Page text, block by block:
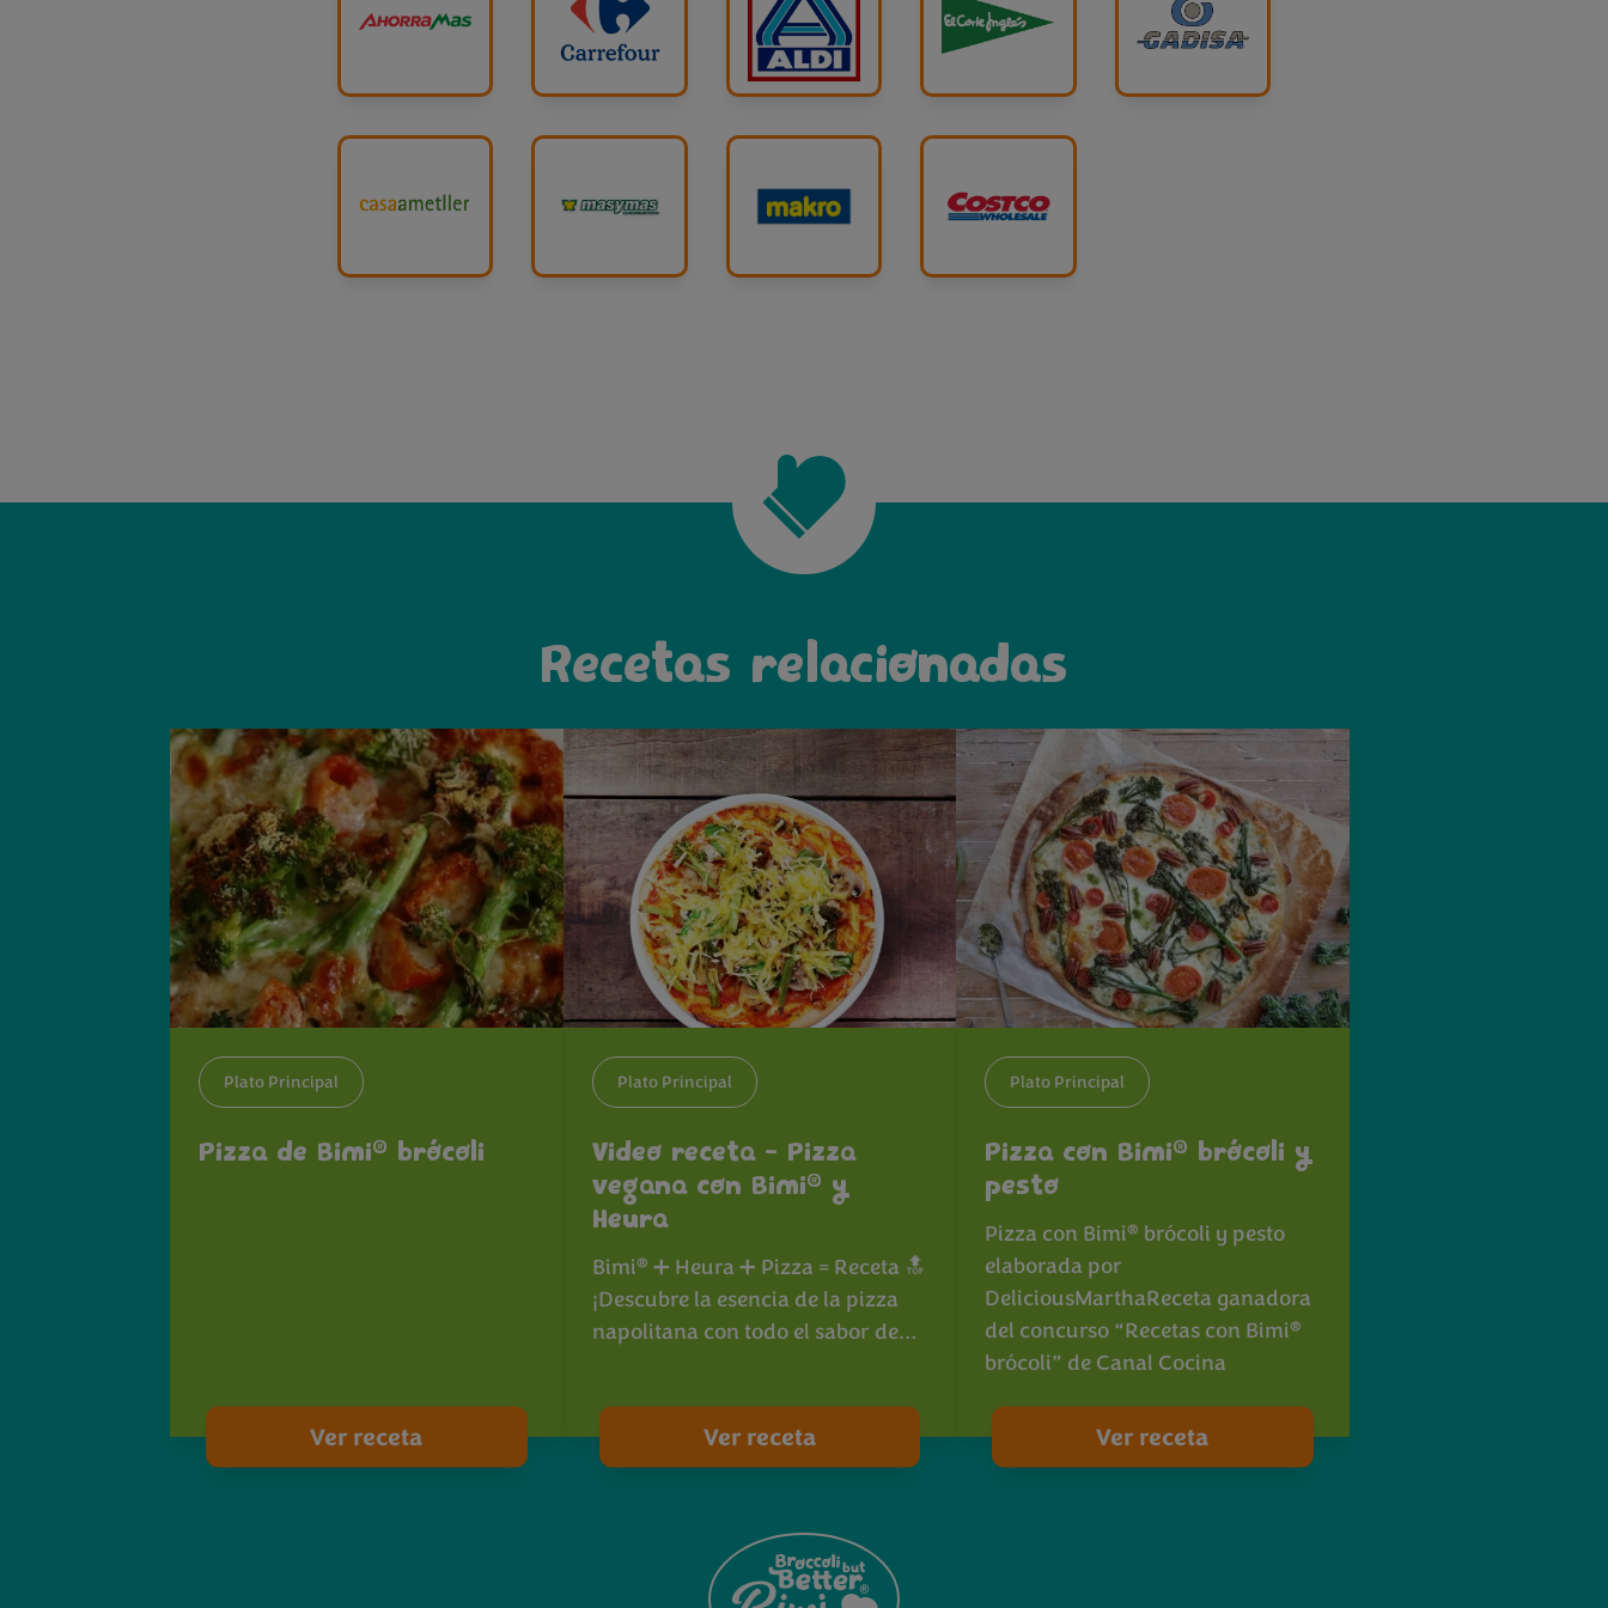
Recetas relacionadas
Plato Principal
Pizza de Bimi® brócoli
Ver receta
Plato Principal
Video receta - Pizza
vegana con Bimi® y
Heura
Bimi® ➕ Heura ➕ Pizza = Receta 🔝
¡Descubre la esencia de la pizza
napolitana con todo el sabor de…
Ver receta
Plato Principal
Pizza con Bimi® brócoli y
pesto
Pizza con Bimi® brócoli y pesto
elaborada por
DeliciousMarthaReceta ganadora
del concurso “Recetas con Bimi®
brócoli” de Canal Cocina
Ver receta